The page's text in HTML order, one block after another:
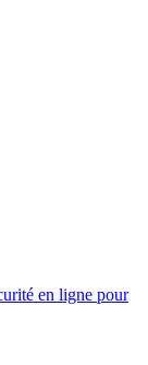
en ligne pour